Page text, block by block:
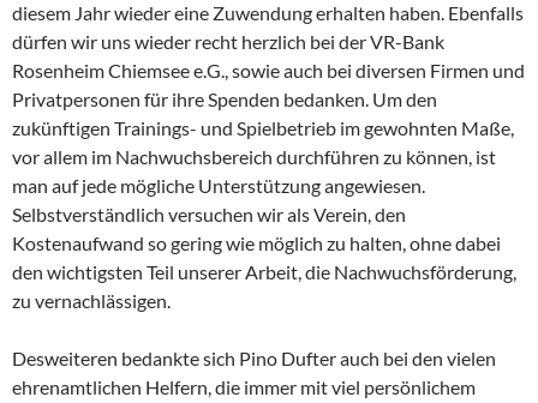
diesem Jahr wieder eine Zuwendung erhalten haben. Ebenfalls
dürfen wir uns wieder recht herzlich bei der VR-Bank
Rosenheim Chiemsee e.G., sowie auch bei diversen Firmen und
Privatpersonen für ihre Spenden bedanken. Um den
zukünftigen Trainings- und Spielbetrieb im gewohnten Maße,
vor allem im Nachwuchsbereich durchführen zu können, ist
man auf jede mögliche Unterstützung angewiesen.
Selbstverständlich versuchen wir als Verein, den
Kostenaufwand so gering wie möglich zu halten, ohne dabei
den wichtigsten Teil unserer Arbeit, die Nachwuchsförderung,
zu vernachlässigen.
Desweiteren bedankte sich Pino Dufter auch bei den vielen
ehrenamtlichen Helfern, die immer mit viel persönlichem